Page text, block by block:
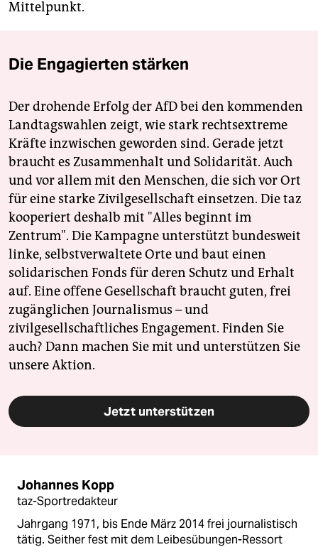
Mittelpunkt.
Die Engagierten stärken
Der drohende Erfolg der AfD bei den kommenden
Landtagswahlen zeigt, wie stark rechtsextreme
Kräfte inzwischen geworden sind. Gerade jetzt
braucht es Zusammenhalt und Solidarität. Auch
und vor allem mit den Menschen, die sich vor Ort
für eine starke Zivilgesellschaft einsetzen. Die taz
kooperiert deshalb mit "Alles beginnt im
Zentrum". Die Kampagne unterstützt bundesweit
linke, selbstverwaltete Orte und baut einen
solidarischen Fonds für deren Schutz und Erhalt
auf. Eine offene Gesellschaft braucht guten, frei
zugänglichen Journalismus – und
zivilgesellschaftliches Engagement. Finden Sie
auch? Dann machen Sie mit und unterstützen Sie
unsere Aktion.
Jetzt unterstützen
Johannes Kopp
taz-Sportredakteur
Jahrgang 1971, bis Ende März 2014 frei journalistisch
tätig. Seither fest mit dem Leibesübungen-Ressort